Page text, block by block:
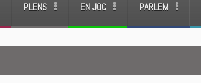
PLENS EN JOC PARLEM